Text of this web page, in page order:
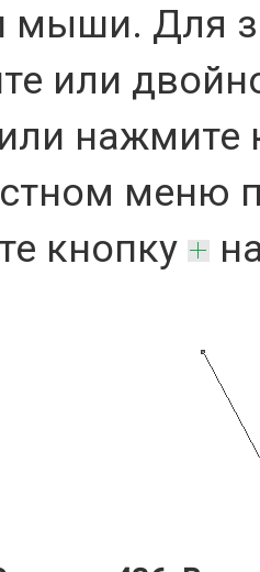
мыши. Для
или
нажмите
меню
кнопку